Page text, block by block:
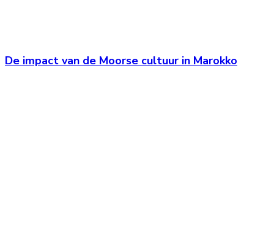
De impact van de Moorse cultuur in Marokko